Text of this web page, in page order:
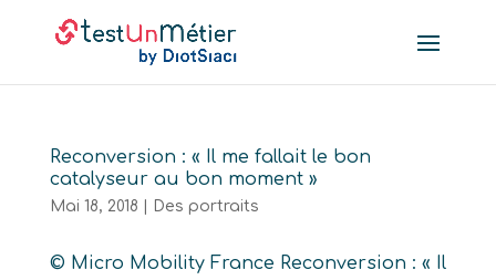
Reconversion : « Il me fallait le bon
catalyseur au bon moment »
Mai 18, 2018 Des portraits
© Micro Mobility France Reconversion : « Il